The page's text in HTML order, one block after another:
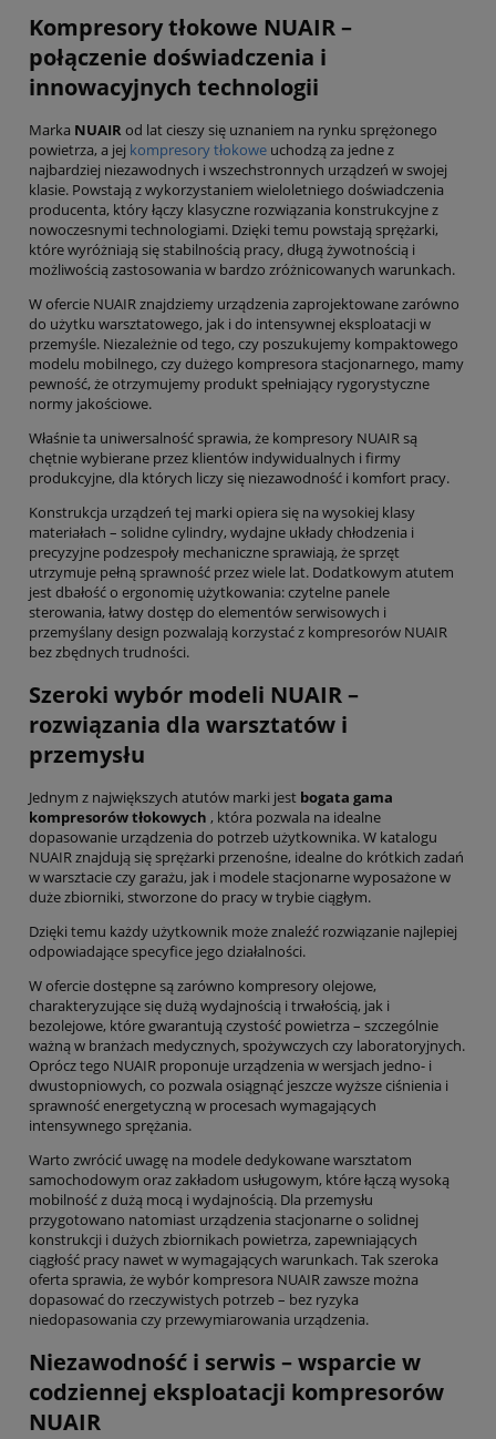
Kompresory tłokowe NUAIR –
połączenie doświadczenia i
innowacyjnych technologii
Marka NUAIRod lat cieszy się uznaniem na rynku sprężonego
powietrza, a jej kompresory tłokowe uchodzą za jedne z
najbardziej niezawodnych i wszechstronnych urządzeń w swojej
klasie. Powstają z wykorzystaniem wieloletniego doświadczenia
producenta, który łączy klasyczne rozwiązania konstrukcyjne z
nowoczesnymi technologiami. Dzięki temu powstają sprężarki,
które wyróżniają się stabilnością pracy, długą żywotnością i
możliwością zastosowania w bardzo zróżnicowanych warunkach.
W ofercie NUAIR znajdziemy urządzenia zaprojektowane zarówno
do użytku warsztatowego, jak i do intensywnej eksploatacji w
przemyśle. Niezależnie od tego, czy poszukujemy kompaktowego
modelu mobilnego, czy dużego kompresora stacjonarnego, mamy
pewność, że otrzymujemy produkt spełniający rygorystyczne
normy jakościowe.
Właśnie ta uniwersalność sprawia, że kompresory NUAIR są
chętnie wybierane przez klientów indywidualnych i firmy
produkcyjne, dla których liczy się niezawodność i komfort pracy.
Konstrukcja urządzeń tej marki opiera się na wysokiej klasy
materiałach – solidne cylindry, wydajne układy chłodzenia i
precyzyjne podzespoły mechaniczne sprawiają, że sprzęt
utrzymuje pełną sprawność przez wiele lat. Dodatkowym atutem
jest dbałość o ergonomię użytkowania: czytelne panele
sterowania, łatwy dostęp do elementów serwisowych i
przemyślany design pozwalają korzystać z kompresorów NUAIR
bez zbędnych trudności.
Szeroki wybór modeli NUAIR –
rozwiązania dla warsztatów i
przemysłu
Jednym z największych atutów marki jest bogata gama
kompresorów tłokowych , która pozwala na idealne
dopasowanie urządzenia do potrzeb użytkownika. W katalogu
NUAIR znajdują się sprężarki przenośne, idealne do krótkich zadań
w warsztacie czy garażu, jak i modele stacjonarne wyposażone w
duże zbiorniki, stworzone do pracy w trybie ciągłym.
Dzięki temu każdy użytkownik może znaleźć rozwiązanie najlepiej
odpowiadające specyfice jego działalności.
W ofercie dostępne są zarówno kompresory olejowe,
charakteryzujące się dużą wydajnością i trwałością, jak i
bezolejowe, które gwarantują czystość powietrza – szczególnie
ważną w branżach medycznych, spożywczych czy laboratoryjnych.
Oprócz tego NUAIR proponuje urządzenia w wersjach jedno- i
dwustopniowych, co pozwala osiągnąć jeszcze wyższe ciśnienia i
sprawność energetyczną w procesach wymagających
intensywnego sprężania.
Warto zwrócić uwagę na modele dedykowane warsztatom
samochodowym oraz zakładom usługowym, które łączą wysoką
mobilność z dużą mocą i wydajnością. Dla przemysłu
przygotowano natomiast urządzenia stacjonarne o solidnej
konstrukcji i dużych zbiornikach powietrza, zapewniających
ciągłość pracy nawet w wymagających warunkach. Tak szeroka
oferta sprawia, że wybór kompresora NUAIR zawsze można
dopasować do rzeczywistych potrzeb – bez ryzyka
niedopasowania czy przewymiarowania urządzenia.
Niezawodność i serwis – wsparcie w
codziennej eksploatacji kompresorów
NUAIR